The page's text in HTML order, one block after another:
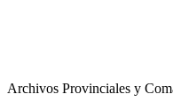
Archivos Provinciales y